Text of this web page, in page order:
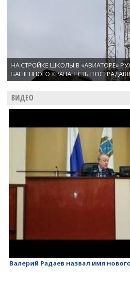
НА СТРОЙКЕ ШКОЛЫ В «АВИАТОРЕ»
БАШЕННОГО КРАНА. ЕСТЬ
ВИДЕО
Валерий Радаев назвал имя